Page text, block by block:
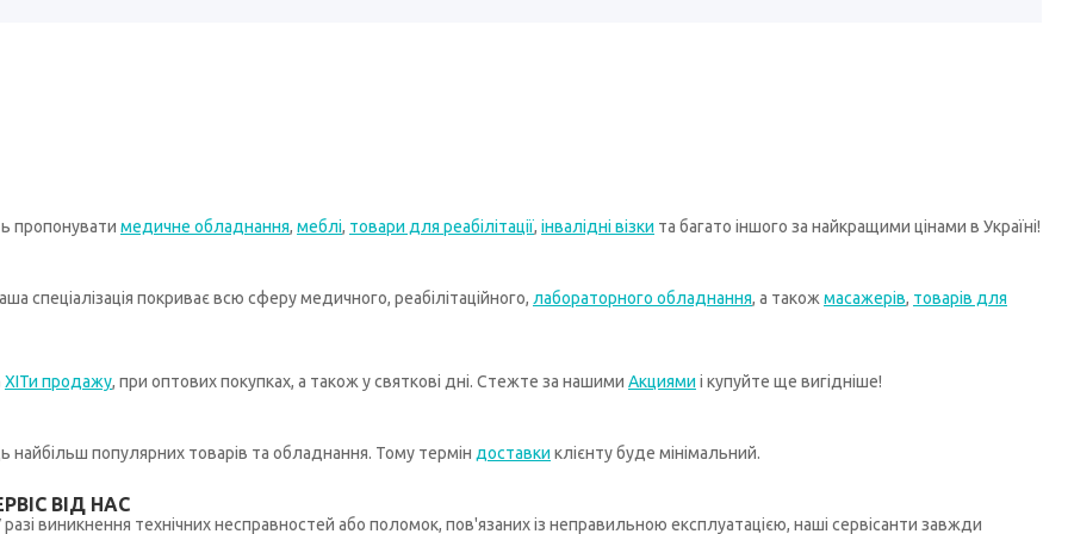
пропонувати медичне обладнання, меблі, товари для реабілітації, інвалідні візки та багато іншого за найкращими цінами в Україні!
спеціалізація покриває всю сферу медичного, реабілітаційного, лабораторного обладнання, а також масажерів, товарів для
ХІТи продажу, при оптових покупках, а також у святкові дні. Стежте за нашими Акциями і купуйте ще вигідніше!
найбільш популярних товарів та обладнання. Тому термін доставки клієнту буде мінімальний.
ВІД НАС
виникнення технічних несправностей або поломок, пов'язаних із неправильною експлуатацією, наші сервісанти завжди